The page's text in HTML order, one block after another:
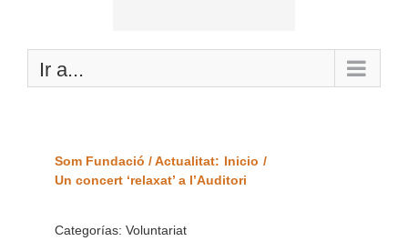
Ir a...
Som Fundació / Actualitat: Inicio
Un concert ‘relaxat’ a l’Auditori
Categorías: Voluntariat